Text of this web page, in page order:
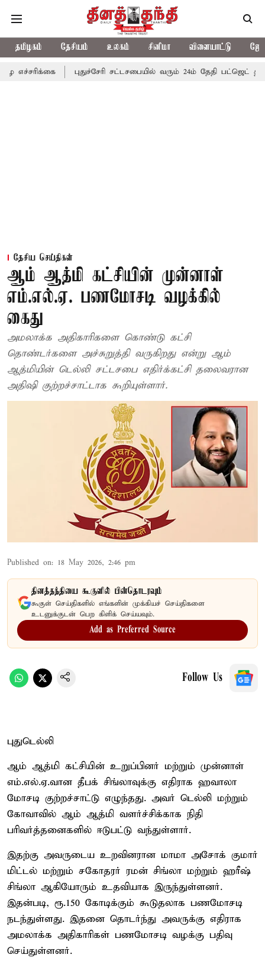
தமிழகம் தேசியம் உலகம் சினிமா விளையாட்டு
புதுச்சேரி சட்டசபையில் வரும் 24ம் தேதி பட்ஜெட் தாக்கல்
தேசிய செய்திகள்
ஆம் ஆத்மி கட்சியின் முன்னாள்
எம்.எல்.ஏ. பணமோசடி வழக்கில்
கைது
அமலாக்க அதிகாரிகளை கொண்டு கட்சி
தொண்டர்களை அச்சுறுத்தி வருகிறது என்று ஆம்
ஆத்மியின் டெல்லி சட்டசபை எதிர்க்கட்சி தலைவரான
அதிஷி குற்றச்சாட்டாக கூறியுள்ளார்.
Published on: 18 May 2026, 2:46 pm
தினத்தந்தியை கூகுளில் பின்தொடரவும்
கூகுள் செய்திகளில் எங்களின் முக்கியச் செய்திகளை
உடனுக்குடன் பெற கிளிக் செய்யவும்.
Add as Preferred Source
Follow Us
புதுடெல்லி
ஆம் ஆத்மி கட்சியின் உறுப்பினர் மற்றும் முன்னாள்
எம்.எல்.ஏ.வான தீபக் சிங்லாவுக்கு எதிராக ஹவாலா
மோசடி குற்றச்சாட்டு எழுந்தது. அவர் டெல்லி மற்றும்
கோவாவில் ஆம் ஆத்மி வளர்ச்சிக்காக நிதி
பரிவர்த்தனைகளில் ஈடுபட்டு வந்துள்ளார்.
இதற்கு அவருடைய உறவினரான மாமா அசோக் குமார்
மிட்டல் மற்றும் சகோதரர் ரமன் சிங்லா மற்றும் ஹரீஷ்
சிங்லா ஆகியோரும் உதவியாக இருந்துள்ளனர்.
இதன்படி, ரூ.150 கோடிக்கும் கூடுதலாக பணமோசடி
நடந்துள்ளது. இதனை தொடர்ந்து அவருக்கு எதிராக
அமலாக்க அதிகாரிகள் பணமோசடி வழக்கு பதிவு
செய்துள்ளனர்.